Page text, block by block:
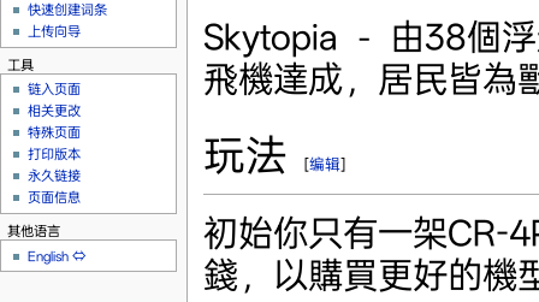
Skytopia － 由38個
飛機達成，居民皆為
玩法 [编辑]
初始你只有一架CR-
錢，以購買更好的機
快速创建词条
上传向导
工具
链入页面
相关更改
特殊页面
打印版本
永久链接
页面信息
其他语言
English ⇔